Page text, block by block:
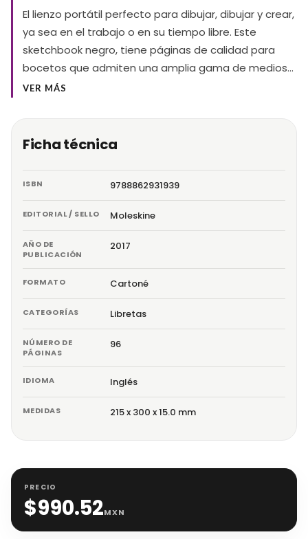
El lienzo portátil perfecto para dibujar, dibujar y crear,
ya sea en el trabajo o en su tiempo libre. Este
sketchbook negro, tiene páginas de calidad para
bocetos que admiten una amplia gama de medios…
VER MÁS
Ficha técnica
ISBN 9788862931939
EDITORIAL / SELLO Moleskine
AÑO DE
PUBLICACIÓN
2017
FORMATO Cartoné
CATEGORÍAS Libretas
NÚMERO DE
PÁGINAS
96
IDIOMA Inglés
MEDIDAS 215 x 300 x 15.0 mm
PRECIO
$990.52MXN